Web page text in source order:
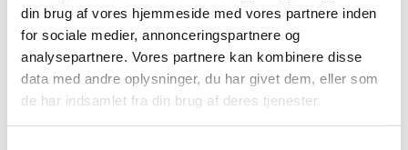
din brug af vores hjemmeside med vores partnere inden
for sociale medier, annonceringspartnere og
analysepartnere. Vores partnere kan kombinere disse
data med andre oplysninger, du har givet dem, eller som
de har indsamlet fra din brug af deres tjenester.
Taurus 3-1 FLEX, fleksibel
udtræksslange med kogende vand
inkl. kalkfilter i messing med
rund tud